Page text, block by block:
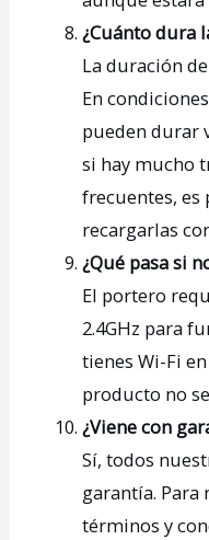
¿Cuánto dura
La duración
En
pueden durar
si hay mucho
frecuentes, es
recargarlas
¿Qué pasa si
El portero
2.4GHz para
tienes Wi-Fi
producto no
¿Viene con
Sí, todos
garantía.
términos y